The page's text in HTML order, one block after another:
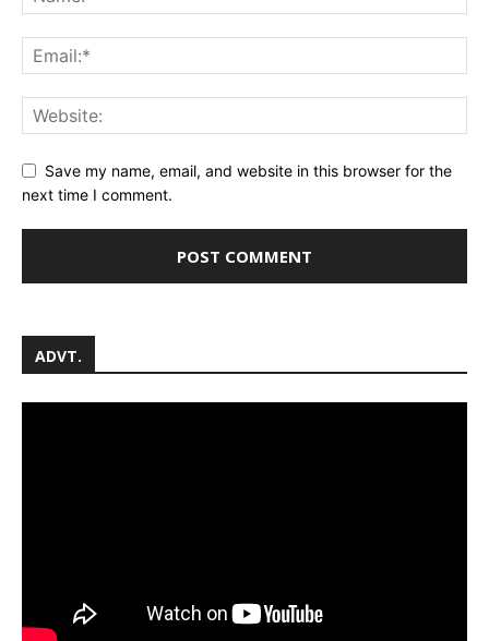
Save my name, email, and website in this browser for the
next time I comment.
ADVT.